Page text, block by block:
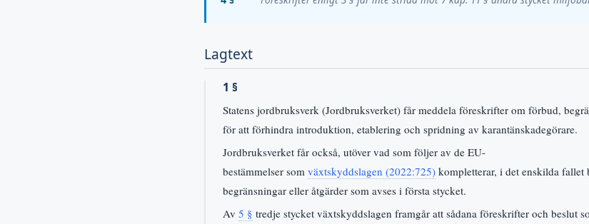
Lagtext
1 §
Statens jordbruksverk (Jordbruksverket) får meddela föreskrifter om förbud,
för att förhindra introduktion, etablering och spridning av karantänskadegörare.
Jordbruksverket får också, utöver vad som följer av de EU-
bestämmelser som växtskyddslagen (2022:725) kompletterar, i det enskilda fallet
begränsningar eller åtgärder som avses i första stycket.
Av 5 § tredje stycket växtskyddslagen framgår att sådana föreskrifter och beslut